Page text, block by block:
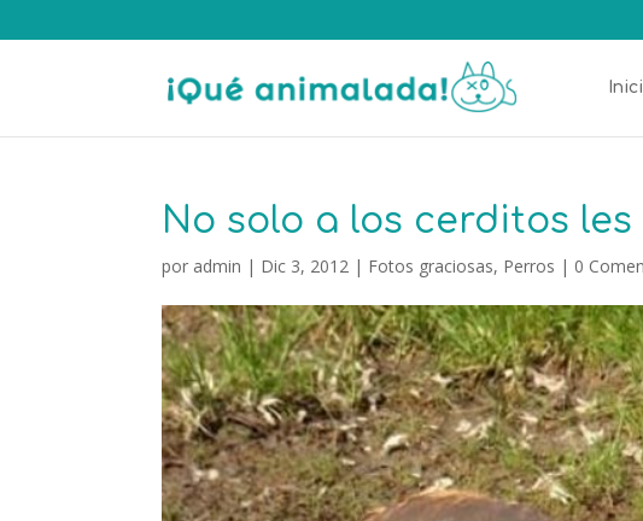
No solo a los cerditos
por admin | Dic 3, 2012 | Fotos graciosas, Perros | 0